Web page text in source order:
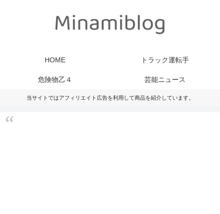
HOME トラック運転手
危険物乙４ 芸能ニュース
当サイトではアフィリエイト広告を利用して商品を紹介しています。